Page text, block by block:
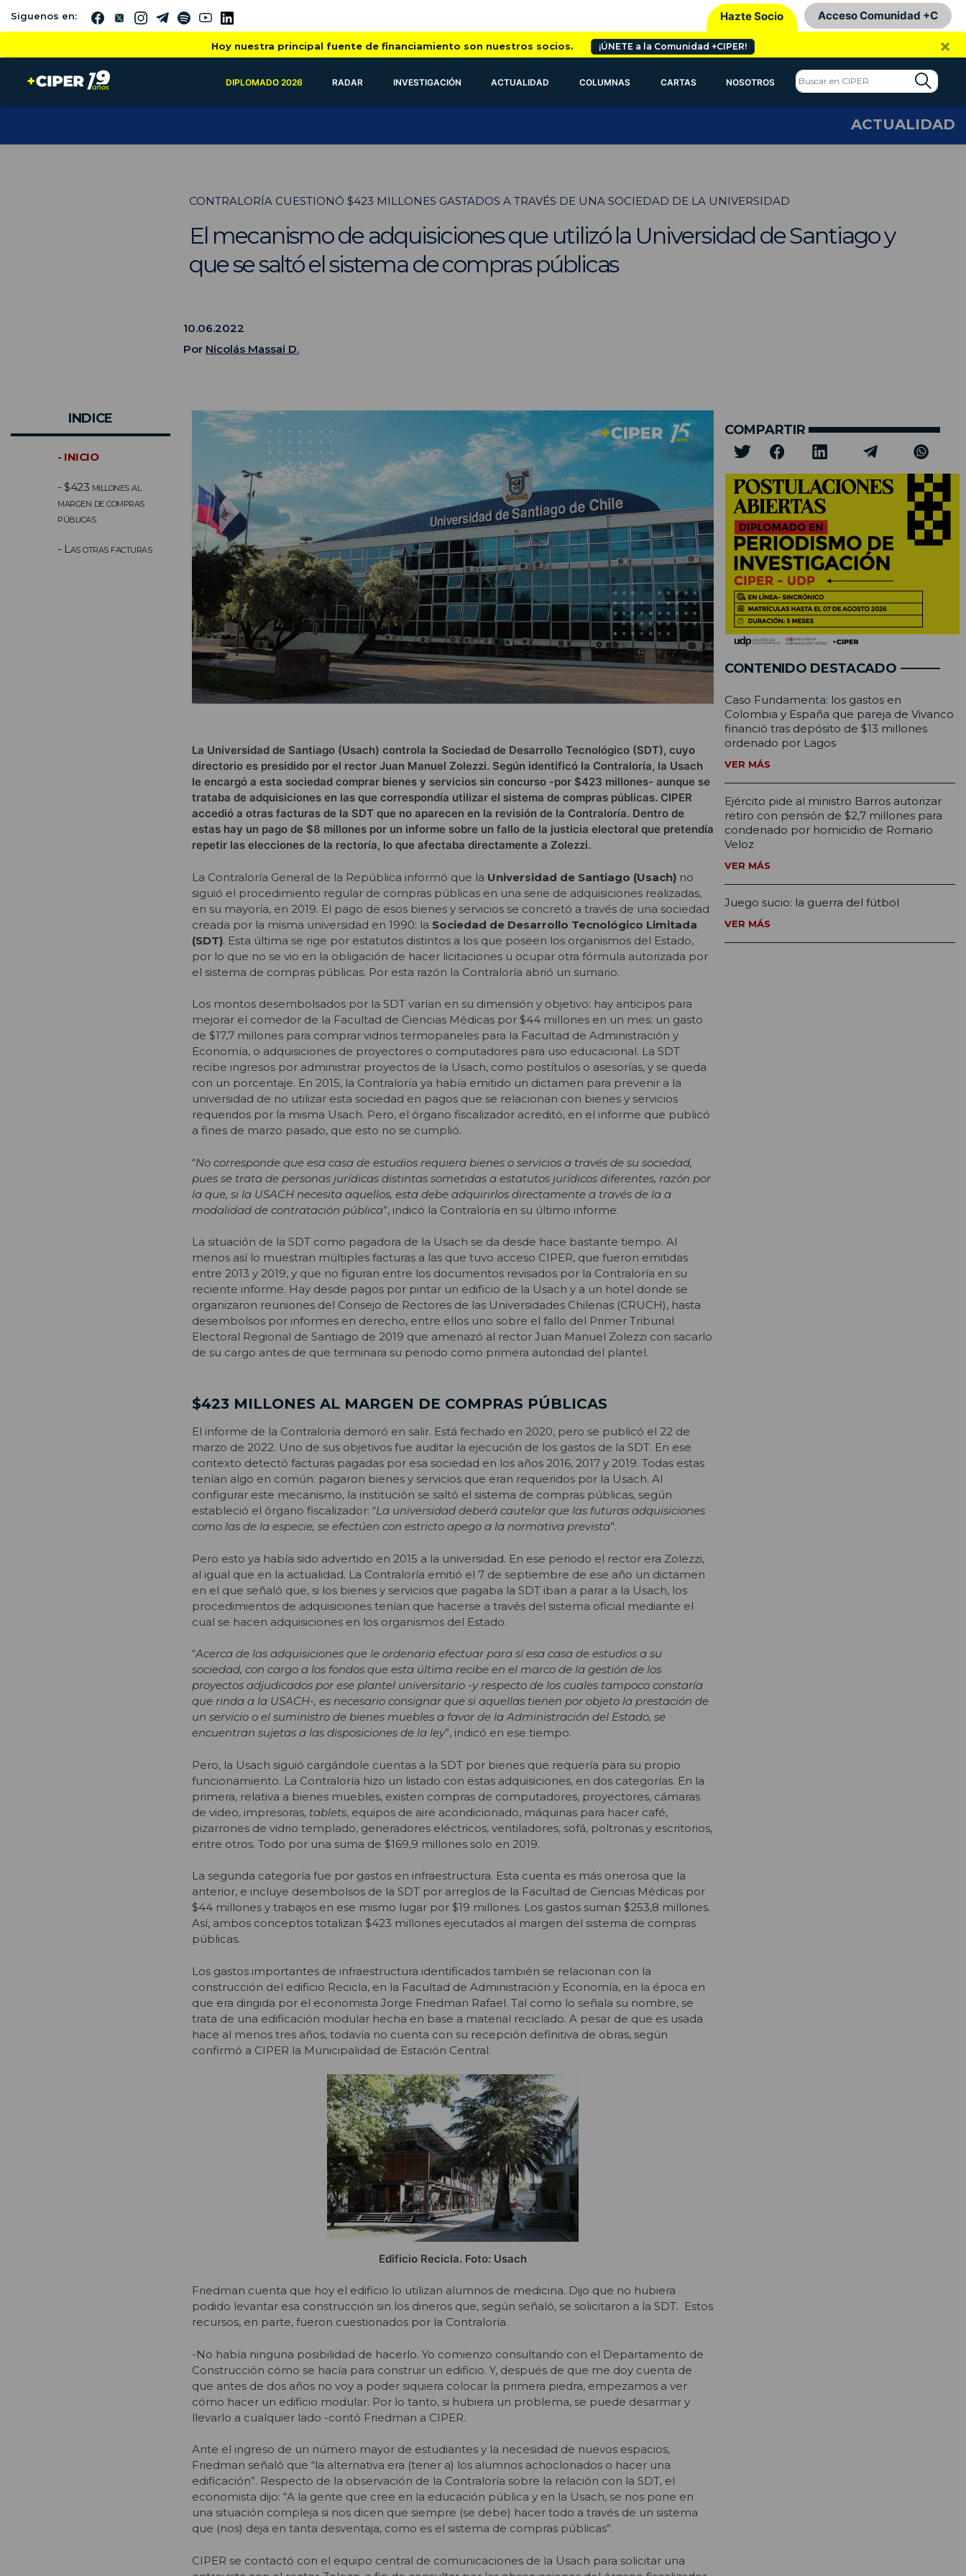
Siguenos en: Hazte Socio Acceso Comunidad +C
Hoy nuestra principal fuente de financiamiento son nuestros socios. ¡ÚNETE a la Comunidad +CIPER! ×
DIPLOMADO 2026 RADAR INVESTIGACIÓN ACTUALIDAD COLUMNAS CARTAS NOSOTROS
ACTUALIDAD
CONTRALORÍA CUESTIONÓ $423 MILLONES GASTADOS A TRAVÉS DE UNA SOCIEDAD DE LA UNIVERSIDAD
El mecanismo de adquisiciones que utilizó la Universidad de Santiago y
que se saltó el sistema de compras públicas
10.06.2022
Por Nicolás Massai D.
INDICE
- INICIO
- $423 millones al
margen de compras
públicas
- Las otras facturas
La Universidad de Santiago (Usach) controla la Sociedad de Desarrollo Tecnológico (SDT), cuyo
directorio es presidido por el rector Juan Manuel Zolezzi. Según identificó la Contraloría, la Usach
le encargó a esta sociedad comprar bienes y servicios sin concurso -por $423 millones- aunque se
trataba de adquisiciones en las que correspondía utilizar el sistema de compras públicas. CIPER
accedió a otras facturas de la SDT que no aparecen en la revisión de la Contraloría. Dentro de
estas hay un pago de $8 millones por un informe sobre un fallo de la justicia electoral que pretendía
repetir las elecciones de la rectoría, lo que afectaba directamente a Zolezzi.
La Contraloría General de la República informó que la Universidad de Santiago (Usach) no
siguió el procedimiento regular de compras públicas en una serie de adquisiciones realizadas,
en su mayoría, en 2019. El pago de esos bienes y servicios se concretó a través de una sociedad
creada por la misma universidad en 1990: la Sociedad de Desarrollo Tecnológico Limitada
(SDT). Esta última se rige por estatutos distintos a los que poseen los organismos del Estado,
por lo que no se vio en la obligación de hacer licitaciones u ocupar otra fórmula autorizada por
el sistema de compras públicas. Por esta razón la Contraloría abrió un sumario.
Los montos desembolsados por la SDT varían en su dimensión y objetivo: hay anticipos para
mejorar el comedor de la Facultad de Ciencias Médicas por $44 millones en un mes; un gasto
de $17,7 millones para comprar vidrios termopaneles para la Facultad de Administración y
Economía, o adquisiciones de proyectores o computadores para uso educacional. La SDT
recibe ingresos por administrar proyectos de la Usach, como postítulos o asesorías, y se queda
con un porcentaje. En 2015, la Contraloría ya había emitido un dictamen para prevenir a la
universidad de no utilizar esta sociedad en pagos que se relacionan con bienes y servicios
requeridos por la misma Usach. Pero, el órgano fiscalizador acreditó, en el informe que publicó
a fines de marzo pasado, que esto no se cumplió.
“No corresponde que esa casa de estudios requiera bienes o servicios a través de su sociedad,
pues se trata de personas jurídicas distintas sometidas a estatutos jurídicos diferentes, razón por
la que, si la USACH necesita aquellos, esta debe adquirirlos directamente a través de la a
modalidad de contratación pública”, indicó la Contraloría en su último informe.
La situación de la SDT como pagadora de la Usach se da desde hace bastante tiempo. Al
menos así lo muestran múltiples facturas a las que tuvo acceso CIPER, que fueron emitidas
entre 2013 y 2019, y que no figuran entre los documentos revisados por la Contraloría en su
reciente informe. Hay desde pagos por pintar un edificio de la Usach y a un hotel donde se
organizaron reuniones del Consejo de Rectores de las Universidades Chilenas (CRUCH), hasta
desembolsos por informes en derecho, entre ellos uno sobre el fallo del Primer Tribunal
Electoral Regional de Santiago de 2019 que amenazó al rector Juan Manuel Zolezzi con sacarlo
de su cargo antes de que terminara su periodo como primera autoridad del plantel.
$423 MILLONES AL MARGEN DE COMPRAS PÚBLICAS
El informe de la Contraloría demoró en salir. Está fechado en 2020, pero se publicó el 22 de
marzo de 2022. Uno de sus objetivos fue auditar la ejecución de los gastos de la SDT. En ese
contexto detectó facturas pagadas por esa sociedad en los años 2016, 2017 y 2019. Todas estas
tenían algo en común: pagaron bienes y servicios que eran requeridos por la Usach. Al
configurar este mecanismo, la institución se saltó el sistema de compras públicas, según
estableció el órgano fiscalizador: “La universidad deberá cautelar que las futuras adquisiciones
como las de la especie, se efectúen con estricto apego a la normativa prevista”.
Pero esto ya había sido advertido en 2015 a la universidad. En ese periodo el rector era Zolezzi,
al igual que en la actualidad. La Contraloría emitió el 7 de septiembre de ese año un dictamen
en el que señaló que, si los bienes y servicios que pagaba la SDT iban a parar a la Usach, los
procedimientos de adquisiciones tenían que hacerse a través del sistema oficial mediante el
cual se hacen adquisiciones en los organismos del Estado.
“Acerca de las adquisiciones que le ordenaría efectuar para sí esa casa de estudios a su
sociedad, con cargo a los fondos que esta última recibe en el marco de la gestión de los
proyectos adjudicados por ese plantel universitario -y respecto de los cuales tampoco constaría
que rinda a la USACH-, es necesario consignar que si aquellas tienen por objeto la prestación de
un servicio o el suministro de bienes muebles a favor de la Administración del Estado, se
encuentran sujetas a las disposiciones de la ley”, indicó en ese tiempo.
Pero, la Usach siguió cargándole cuentas a la SDT por bienes que requería para su propio
funcionamiento. La Contraloría hizo un listado con estas adquisiciones, en dos categorías. En la
primera, relativa a bienes muebles, existen compras de computadores, proyectores, cámaras
de video, impresoras, tablets, equipos de aire acondicionado, máquinas para hacer café,
pizarrones de vidrio templado, generadores eléctricos, ventiladores, sofá, poltronas y escritorios,
entre otros. Todo por una suma de $169,9 millones solo en 2019.
La segunda categoría fue por gastos en infraestructura. Esta cuenta es más onerosa que la
anterior, e incluye desembolsos de la SDT por arreglos de la Facultad de Ciencias Médicas por
$44 millones y trabajos en ese mismo lugar por $19 millones. Los gastos suman $253,8 millones.
Así, ambos conceptos totalizan $423 millones ejecutados al margen del sistema de compras
públicas.
Los gastos importantes de infraestructura identificados también se relacionan con la
construcción del edificio Recicla, en la Facultad de Administración y Economía, en la época en
que era dirigida por el economista Jorge Friedman Rafael. Tal como lo señala su nombre, se
trata de una edificación modular hecha en base a material reciclado. A pesar de que es usada
hace al menos tres años, todavía no cuenta con su recepción definitiva de obras, según
confirmó a CIPER la Municipalidad de Estación Central.
Edificio Recicla. Foto: Usach
Friedman cuenta que hoy el edificio lo utilizan alumnos de medicina. Dijo que no hubiera
podido levantar esa construcción sin los dineros que, según señaló, se solicitaron a la SDT. Estos
recursos, en parte, fueron cuestionados por la Contraloría.
-No había ninguna posibilidad de hacerlo. Yo comienzo consultando con el Departamento de
Construcción cómo se hacía para construir un edificio. Y, después de que me doy cuenta de
que antes de dos años no voy a poder siquiera colocar la primera piedra, empezamos a ver
cómo hacer un edificio modular. Por lo tanto, si hubiera un problema, se puede desarmar y
llevarlo a cualquier lado -contó Friedman a CIPER.
Ante el ingreso de un número mayor de estudiantes y la necesidad de nuevos espacios,
Friedman señaló que “la alternativa era (tener a) los alumnos achoclonados o hacer una
edificación”. Respecto de la observación de la Contraloría sobre la relación con la SDT, el
economista dijo: “A la gente que cree en la educación pública y en la Usach, se nos pone en
una situación compleja si nos dicen que siempre (se debe) hacer todo a través de un sistema
que (nos) deja en tanta desventaja, como es el sistema de compras públicas”.
CIPER se contactó con el equipo central de comunicaciones de la Usach para solicitar una
COMPARTIR
CONTENIDO DESTACADO
Caso Fundamenta: los gastos en
Colombia y España que pareja de Vivanco
financió tras depósito de $13 millones
ordenado por Lagos
VER MÁS
Ejército pide al ministro Barros autorizar
retiro con pensión de $2,7 millones para
condenado por homicidio de Romario
Veloz
VER MÁS
Juego sucio: la guerra del fútbol
VER MÁS